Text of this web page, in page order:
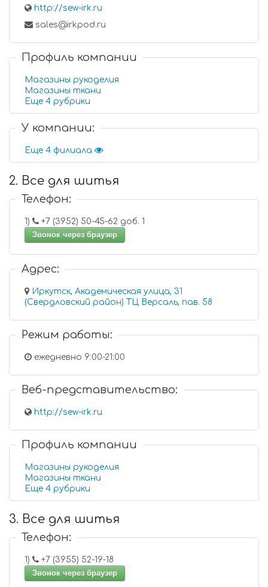
http://sew-irk.ru
sales@irkpod.ru
Профиль компании
Магазины рукоделия
Магазины ткани
Еще 4 рубрики
У компании:
Еще 4 филиала
2. Все для шитья
Телефон:
1)
+7 (3952) 50-45-62 доб. 1
Звонок через браузер
Адрес:
Иркутск, Академическая улица, 31
(Свердловский район) ТЦ Версаль, пав. 58
Режим работы:
ежедневно 9:00-21:00
Веб-представительство:
http://sew-irk.ru
Профиль компании
Магазины рукоделия
Магазины ткани
Еще 4 рубрики
3. Все для шитья
Телефон:
1)
+7 (3955) 52-19-18
Звонок через браузер